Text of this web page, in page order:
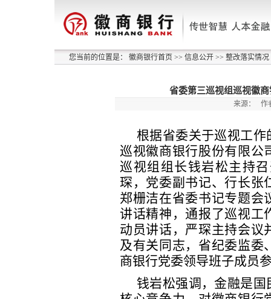
您当前的位置是： 徽商银行首页 >> 信息公开 >> 整改落实情况
省委第三巡视组巡视徽
来源： 作